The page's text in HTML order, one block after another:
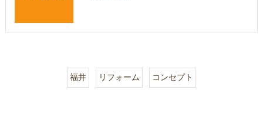
福井 リフォーム コンセプト